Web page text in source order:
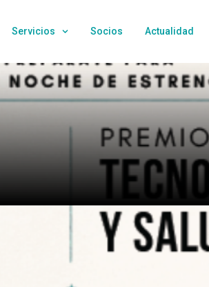
Servicios Socios Actualidad